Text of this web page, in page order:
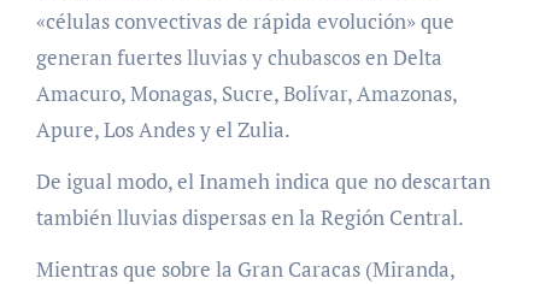
«células convectivas de rápida evolución» que
generan fuertes lluvias y chubascos en Delta
Amacuro, Monagas, Sucre, Bolívar, Amazonas,
Apure, Los Andes y el Zulia.
De igual modo, el Inameh indica que no descartan
también lluvias dispersas en la Región Central.
Mientras que sobre la Gran Caracas (Miranda,